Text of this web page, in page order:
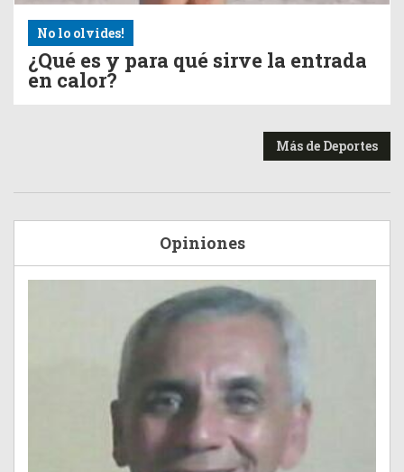
No lo olvides!
¿Qué es y para qué sirve la entrada
en calor?
Más de Deportes
Opiniones